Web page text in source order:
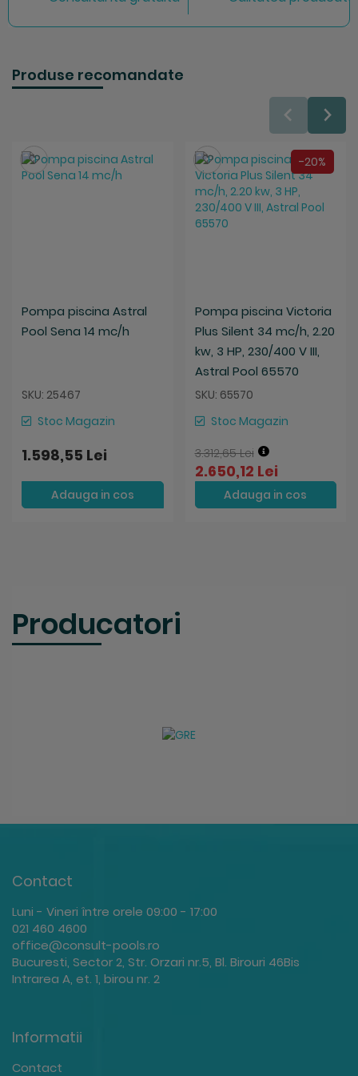
Produse recomandate
Pompa piscina Astral
Pool Sena 14 mc/h
SKU: 25467
Stoc Magazin
1.598,55 Lei
Adauga in cos
Salveaza -20%
Pompa piscina Victoria
Plus Silent 34 mc/h, 2.20
kw, 3 HP, 230/400 V III,
Astral Pool 65570
SKU: 65570
Stoc Magazin
3.312,65 Lei
2.650,12 Lei
Adauga in cos
Salveaza
Producatori
Contact
Luni - Vineri între orele 09:00 - 17:00
021 460 4600
office@consult-pools.ro
Bucuresti, Sector 2, Str. Orzari nr.5, Bl. Birouri 46Bis
Intrarea A, et. 1, birou nr. 2
Informatii
Contact